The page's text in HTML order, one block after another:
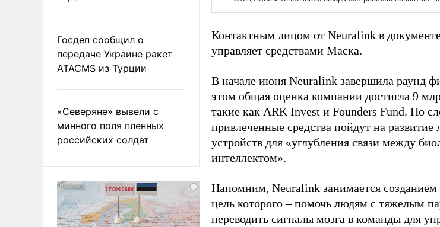
Госдеп сообщил о
передаче Украине ракет
ATACMS из Турции
«Северяне» вывели с
минного поля пленных
российских солдат
Контактным лицом от Neuralink в
управляет средствами Маска.
В начале июня Neuralink завершила раунд
этом общая оценка компании достигла 9
такие как ARK Invest и Founders Fund. По
привлеченные средства пойдут на
устройств для «углубления связи между
интеллектом».
Напомним, Neuralink занимается
цель которого – помочь людям с тяжелым
переводить сигналы мозга в команды для